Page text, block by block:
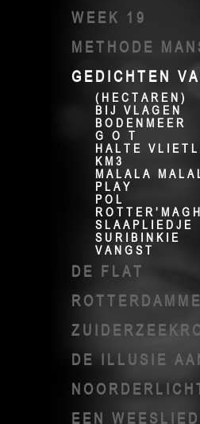
WEEK 19
METHODE
GEDICHTEN
(HECTAREN)
BIJ VLAGEN
BODENMEER
G O T
HALTE
KM3
MALALA
PLAY
POL
SLAAPLIEDJE
SURIBINKIE
VANGST
DE FLAT
DE ILLUSIE
EEN WEESLIED